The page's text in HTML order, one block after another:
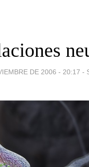
DE 2006 - 20:17 -